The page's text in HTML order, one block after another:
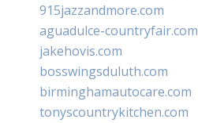
915jazzandmore.com
aguadulce-countryfair.com
jakehovis.com
bosswingsduluth.com
birminghamautocare.com
tonyscountrykitchen.com